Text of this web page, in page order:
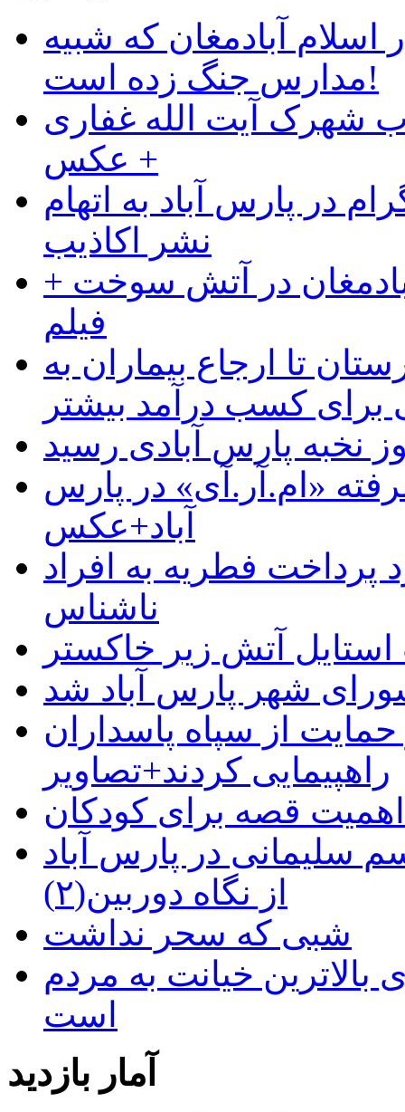
آبادمغان که شبیه
مدارس جنگ زده است!
شهرک آیت الله غفاری
+ عکس
در پارس آباد به اتهام
نشر اکاذیب
در آتش سوخت +
فیلم
تا ارجاع بیماران به
کسب درآمد بیشتر
نخبه پارس آبادی رسید
«ام.آر.آی» در پارس
آباد+عکس
پرداخت فطریه به افراد
ناشناس
آتش زیر خاکستر
شهر پارس آباد شد
از سپاه پاسداران
راهپیمایی کردند+تصاویر
سلیمانی در پارس آباد
از نگاه دوربین(۲)
شبی که سحر نداشت
خیانت به مردم
است
آمار بازدید